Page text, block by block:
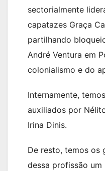
sectorialmente
capatazes Graça
partilhando
André Ventura em
colonialismo e do
Internamente,
auxiliados por
Irina Dinis.
De resto, temos os
dessa profissão